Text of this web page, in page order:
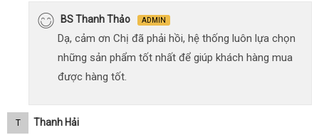
BS Thanh Thảo ADMIN
Dạ, cảm ơn Chị đã phải hồi, hệ thống luôn lựa chọn
những sản phẩm tốt nhất để giúp khách hàng mua
được hàng tốt.
T Thanh Hải